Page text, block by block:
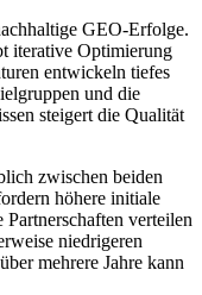
GEO-Erfolge.
iterative Optimierung
entwickeln tiefes
und die
steigert die Qualität
zwischen beiden
höhere initiale
verteilen
niedrigeren
mehrere Jahre kann